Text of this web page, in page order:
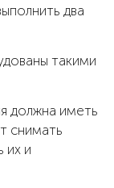
два
такими
должна иметь
снимать
их и